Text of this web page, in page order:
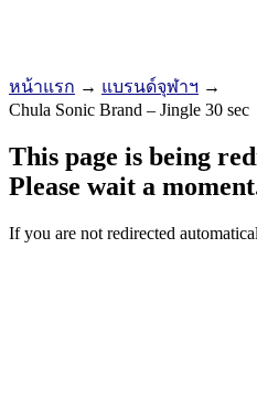
หน้าแรก → แบรนด์จุฬาฯ →
Chula Sonic Brand – Jingle 30 sec
This page is being
Please wait a
If you are not redirected